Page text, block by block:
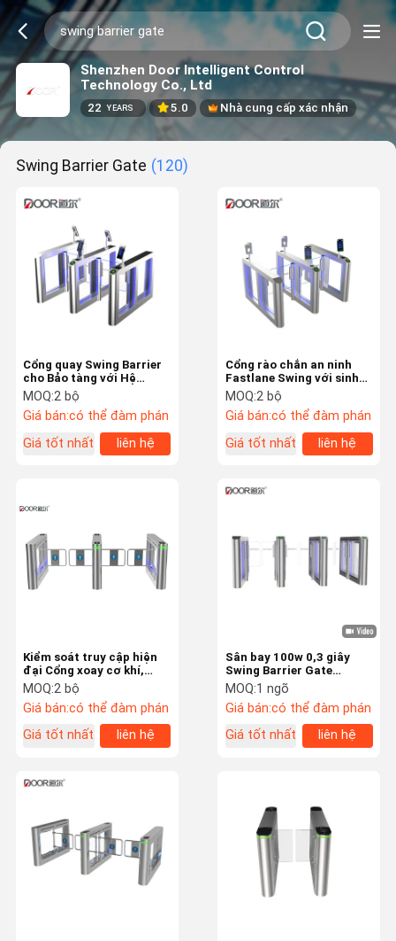
Shenzhen Door Intelligent Control
Technology Co., Ltd
22 YEARS 5.0 Nhà cung cấp xác nhận
Swing Barrier Gate (120)
Cổng quay Swing Barrier
cho Bảo tàng với Hệ
thống quản lý và nhận
dạng khuôn mặt
MOQ:2 bộ
Giá bán:có thể đàm phán
Giá tốt nhất
liên hệ
Cổng rào chắn an ninh
Fastlane Swing với sinh
trắc học cho hệ thống
quản lý
MOQ:2 bộ
Giá bán:có thể đàm phán
Giá tốt nhất
liên hệ
Kiểm soát truy cập hiện
đại Cổng xoay cơ khí,
Cổng hàng rào xoay Sử
dụng Oudoor
MOQ:2 bộ
Giá bán:có thể đàm phán
Giá tốt nhất
liên hệ
Sân bay 100w 0,3 giây
Swing Barrier Gate
Speedlanes RS485
MOQ:1 ngõ
Giá bán:có thể đàm phán
Giá tốt nhất
liên hệ